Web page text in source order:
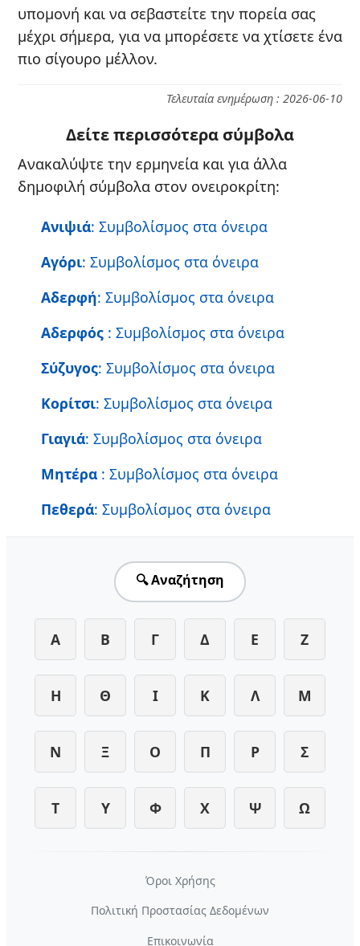
υπομονή και να σεβαστείτε την πορεία σας
μέχρι σήμερα, για να μπορέσετε να χτίσετε ένα
πιο σίγουρο μέλλον.
Τελευταία ενημέρωση : 2026-06-10
Δείτε περισσότερα σύμβολα
Ανακαλύψτε την ερμηνεία και για άλλα
δημοφιλή σύμβολα στον ονειροκρίτη:
Ανιψιά: Συμβολίσμος στα όνειρα
Αγόρι: Συμβολίσμος στα όνειρα
Αδερφή: Συμβολίσμος στα όνειρα
Αδερφός : Συμβολίσμος στα όνειρα
Σύζυγος: Συμβολίσμος στα όνειρα
Κορίτσι: Συμβολίσμος στα όνειρα
Γιαγιά: Συμβολίσμος στα όνειρα
Μητέρα : Συμβολίσμος στα όνειρα
Πεθερά: Συμβολίσμος στα όνειρα
🔍 Αναζήτηση
Α Β Γ Δ Ε Ζ
Η Θ Ι Κ Λ Μ
Ν Ξ Ο Π Ρ Σ
Τ Υ Φ Χ Ψ Ω
Όροι Χρήσης
Πολιτική Προστασίας Δεδομένων
Επικοινωνία